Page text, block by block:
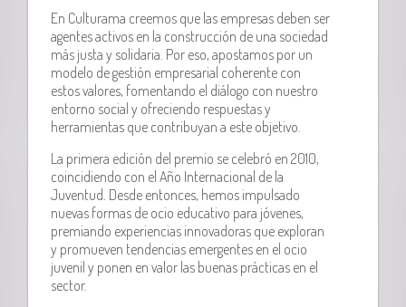
En Culturama creemos que las empresas deben ser
agentes activos en la construcción de una sociedad
más justa y solidaria. Por eso, apostamos por un
modelo de gestión empresarial coherente con
estos valores, fomentando el diálogo con nuestro
entorno social y ofreciendo respuestas y
herramientas que contribuyan a este objetivo.
La primera edición del premio se celebró en 2010,
coincidiendo con el Año Internacional de la
Juventud. Desde entonces, hemos impulsado
nuevas formas de ocio educativo para jóvenes,
premiando experiencias innovadoras que exploran
y promueven tendencias emergentes en el ocio
juvenil y ponen en valor las buenas prácticas en el
sector.